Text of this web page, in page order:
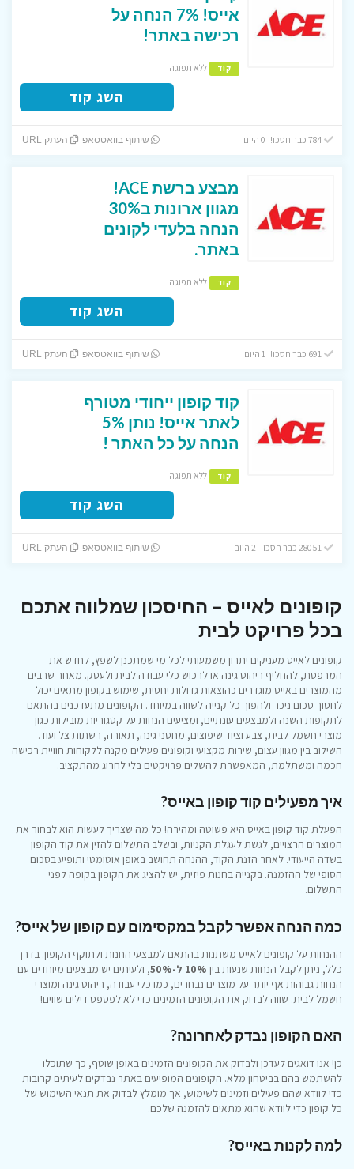
אייס! 7% הנחה על
רכישה באתר!
קוד ללא תפוגה
השג קוד
784 כבר חסכו! 0 היום שיתוף בוואטסאפ העתק URL
מבצע ברשת ACE!
מגוון ארונות ב30%
הנחה בלעדי לקונים
באתר.
קוד ללא תפוגה
השג קוד
שיתוף בוואטסאפ העתק URL
קוד קופון ייחודי מטורף
לאתר אייס! נותן 5%
הנחה על כל האתר !
קוד ללא תפוגה
השג קוד
שיתוף בוואטסאפ העתק URL
קופונים לאייס – החיסכון שמלווה אתכם
בכל פרויקט לבית
קופונים לאייס מעניקים יתרון משמעותי לכל מי שמתכנן לשפץ, לחדש את
המרפסת, להחליף ריהוט גינה או לרכוש כלי עבודה לבית ולעסק. מאחר שרבים
מהמוצרים באייס מוגדרים כהוצאות גדולות יחסית, שימוש בקופון מתאים יכול
לחסוך סכום ניכר ולהפוך כל קנייה לשווה במיוחד. הקופונים מתעדכנים בהתאם
לתקופות השנה ולמבצעים עונתיים, ומציעים הנחות על קטגוריות מובילות כגון
מוצרי חשמל לבית, צבע וציוד שיפוצים, מחסני גינה, תאורה, רשתות צל ועוד.
השילוב בין מגוון עצום, שירות מקצועי וקופונים פעילים מקנה ללקוחות חוויית רכישה
חכמה ומשתלמת, המאפשרת להשלים פרויקטים בלי לחרוג מהתקציב.
איך מפעילים קוד קופון באייס?
הפעלת קוד קופון באייס היא פשוטה ומהירה! כל מה שצריך לעשות הוא לבחור את
המוצרים הרצויים, לגשת לעגלת הקניות, ובשלב התשלום להזין את קוד הקופון
בשדה הייעודי. לאחר הזנת הקוד, ההנחה תחושב באופן אוטומטי ותופיע בסכום
הסופי של ההזמנה. בקנייה בחנות פיזית, יש להציג את הקופון בקופה לפני
התשלום.
כמה הנחה אפשר לקבל במקסימום עם קופון של אייס?
ההנחות על קופונים לאייס משתנות בהתאם למבצעי החנות ולתוקף הקופון. בדרך
כלל, ניתן לקבל הנחות שנעות בין 10% ל-50%
, ולעיתים יש מבצעים מיוחדים עם
הנחות גבוהות אף יותר על מוצרים נבחרים, כמו כלי עבודה, ריהוט גינה ומוצרי
חשמל לבית. שווה לבדוק את הקופונים הזמינים כדי לא לפספס דילים שווים!
האם הקופון נבדק לאחרונה?
כן! אנו דואגים לעדכן ולבדוק את הקופונים הזמינים באופן שוטף, כך שתוכלו
להשתמש בהם בביטחון מלא. הקופונים המופיעים באתר נבדקים לעיתים קרובות
כדי לוודא שהם פעילים וזמינים לשימוש, אך מומלץ לבדוק את תנאי השימוש של
כל קופון כדי לוודא שהוא מתאים להזמנה שלכם.
למה לקנות באייס?